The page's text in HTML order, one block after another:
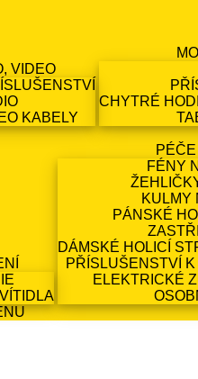
VIDEO
KABELY
CHYTRÉ
FÉNY
KULMY
PÁNSKÉ
DÁMSKÉ HOLICÍ
PŘÍSLUŠENSTVÍ
ELEKTRICKÉ